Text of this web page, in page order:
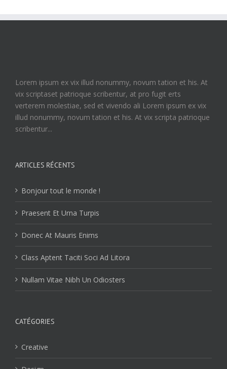
Lorem ipsum ex vix illud nonummy, novum tation et his. At
vix scriptaset patrioque scribentur, at pro fugit erts
verterem molestiae, sed et vivendo ali Lorem ipsum ex vix
illud nonummy, novum tation et his. At vix scripta patrioque
scribentur...
ARTICLES RÉCENTS
Bonjour tout le monde !
Praesent Et Urna Turpis
Donec At Mauris Enims
Class Aptent Taciti Soci Ad Litora
Nullam Vitae Nibh Un Odiosters
CATÉGORIES
Creative